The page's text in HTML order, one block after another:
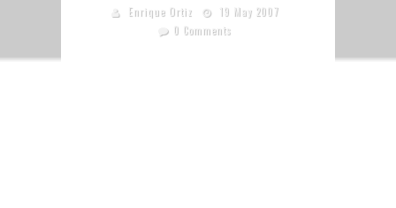
Enrique Ortiz
19 May 2007
0 Comments